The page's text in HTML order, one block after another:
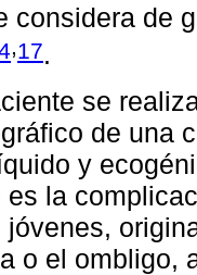
considera de
,17.
se
de una
y
la
o el ombligo,